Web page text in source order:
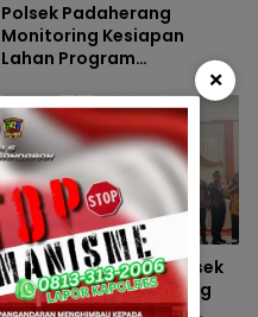
Polsek Padaherang
Monitoring Kesiapan
Lahan Program
Penanaman Jagung di
Desa Ciganjeng
Polsek
Bhabinkamtibmas Polsek
Padaherang Monitoring
Pelantikan Perangkat
×